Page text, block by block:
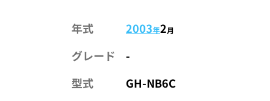
年式 2003年2月
グレード
-
型式
GH-NB6C